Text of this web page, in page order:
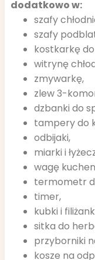
dodatkowo w:
szafy
szafy
kostkarkę
witrynę
zmywarkę,
zlew 3-
dzbanki do
tampery do
odbijaki,
miarki i
wagę
termometr
timer,
kubki i
sitka do
przyborniki
kosze na